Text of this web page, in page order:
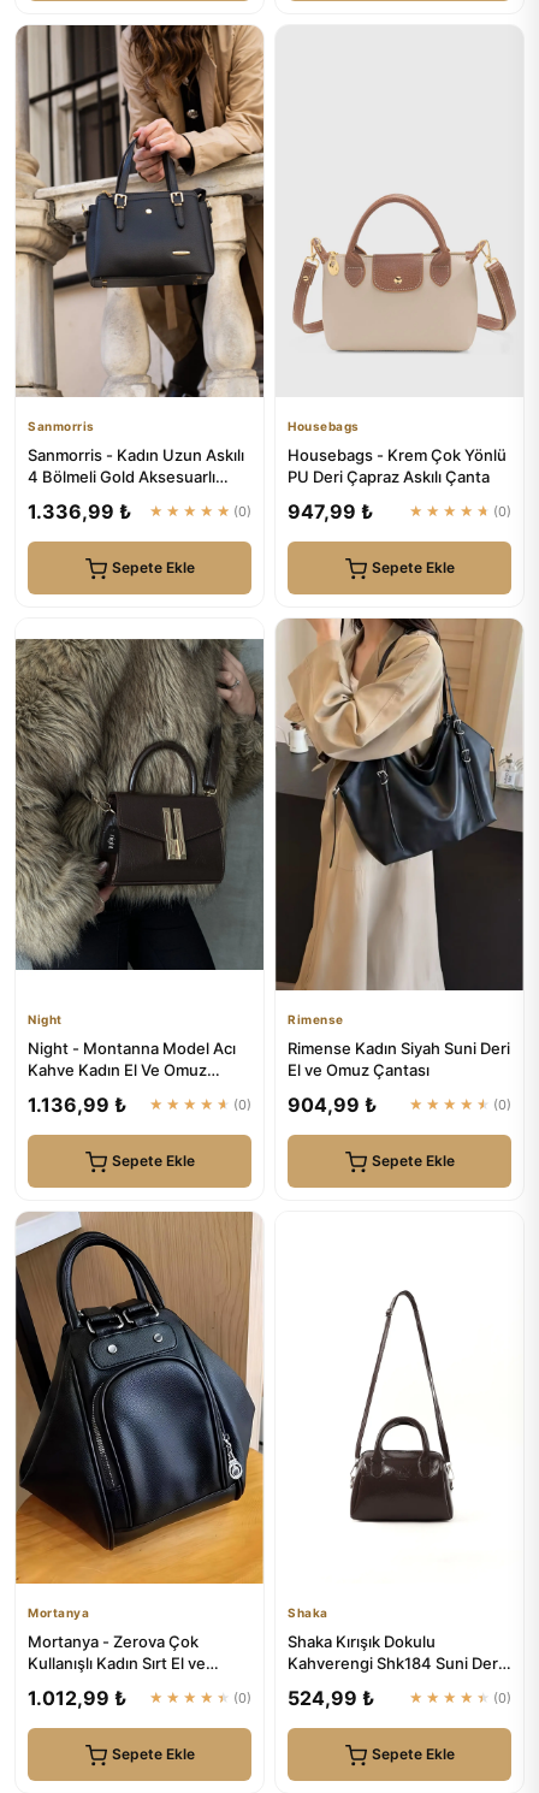
Sanmorris
Sanmorris - Kadın Uzun Askılı
4 Bölmeli Gold Aksesuarlı
1.336,99 ₺ ★★★★★ (0)
Sepete Ekle
Housebags
Housebags - Krem Çok Yönlü
PU Deri Çapraz Askılı Çanta
947,99 ₺ ★★★★★ (0)
Sepete Ekle
Night
Night - Montanna Model Acı
Kahve Kadın El Ve Omuz
1.136,99 ₺ ★★★★★ (0)
Sepete Ekle
Rimense
Rimense Kadın Siyah Suni Deri
El ve Omuz Çantası
904,99 ₺ ★★★★★ (0)
Sepete Ekle
Mortanya
Mortanya - Zerova Çok
Kullanışlı Kadın Sırt El ve
1.012,99 ₺ ★★★★★ (0)
Sepete Ekle
Shaka
Shaka Kırışık Dokulu
Kahverengi Shk184 Suni Deri
524,99 ₺ ★★★★★ (0)
Sepete Ekle